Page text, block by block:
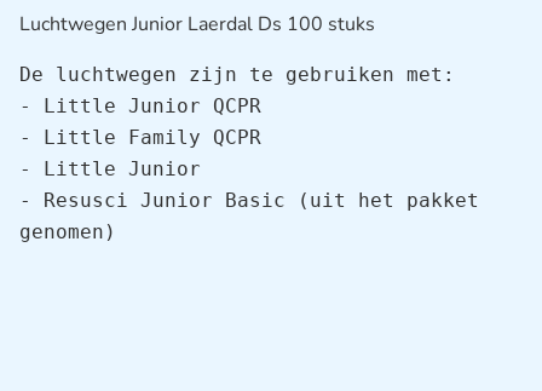
Luchtwegen Junior Laerdal Ds 100 stuks
De luchtwegen zijn te gebruiken met:
- Little Junior QCPR
- Little Family QCPR
- Little Junior
- Resusci Junior Basic (uit het pakket
genomen)